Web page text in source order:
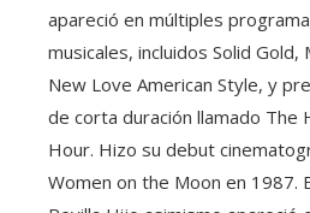
apareció en múltiples
musicales, incluidos Solid
New Love American Style, y
de corta duración llamado The
Hour. Hizo su debut
Women on the Moon en 1987.